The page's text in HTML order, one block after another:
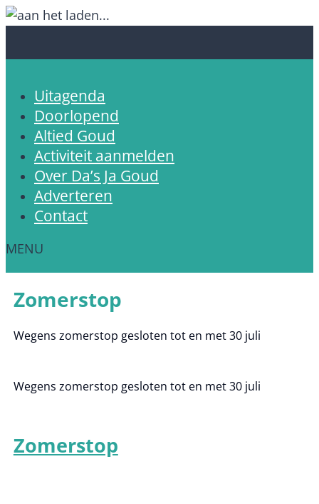
Uitagenda
Doorlopend
Altied Goud
Activiteit aanmelden
Over Da’s Ja Goud
Adverteren
Contact
Zomerstop
Wegens zomerstop gesloten tot en met 30 juli
Wegens zomerstop gesloten tot en met 30 juli
Zomerstop